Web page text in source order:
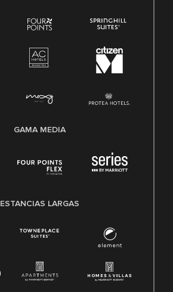
GAMA MEDIA
ESTANCIAS LARGAS